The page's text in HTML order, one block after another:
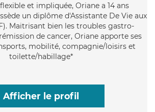
et impliquée, Oriane a 14 ans
un diplôme d'Assistante De Vie aux
Maitrisant bien les troubles gastro-
de cancer, Oriane apporte ses
mobilité, compagnie/loisirs et
toilette/habillage*
Afficher le profil